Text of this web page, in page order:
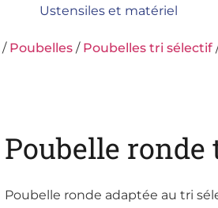
Ustensiles et matériel
/ Poubelles / Poubelles tri sélectif
Poubelle
Poubelle ronde adaptée au tri